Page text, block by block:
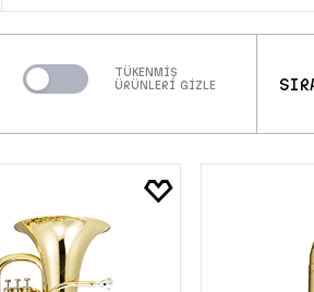
TÜKENMİŞ
ÜRÜNLERİ GİZLE